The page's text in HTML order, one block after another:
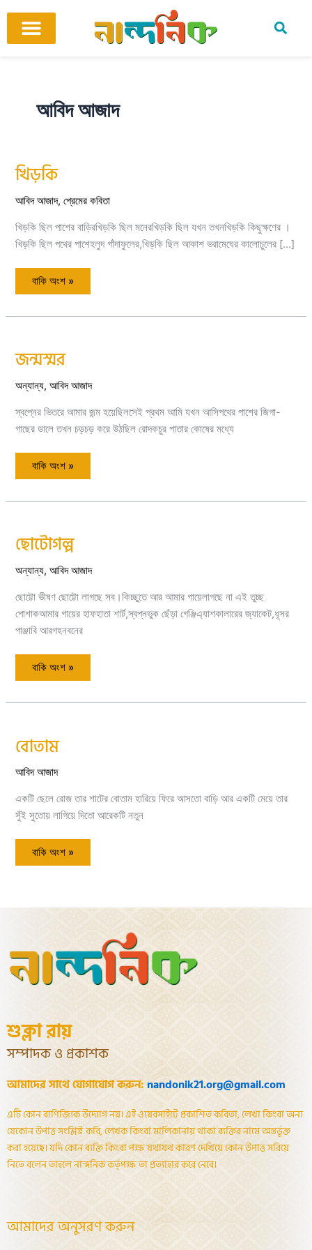
content
আবিদ আজাদ
খিড়কি
আবিদ আজাদ,প্রেমের কবিতা
খিড়কি ছিল পাশের বাড়িরখিড়কি ছিল মনেরখিড়কি ছিল যখন তখনখিড়কি কিছুক্ষণের ।
খিড়কি ছিল পথের পাশেহলুদ গাঁদাফুলের,খিড়কি ছিল আকাশ ভরামেঘের কালোচুলের […]
খিড়কি
বাকি অংশ »
জন্মস্মর
অন্যান্য,আবিদ আজাদ
স্বপ্নের ভিতরে আমার জন্ম হয়েছিলসেই প্রথম আমি যখন আসিপথের পাশের জিগা-
গাছের ডালে তখন চড়চড় করে উঠছিল রোদকচুর পাতার কোষের মধ্যে
জন্মস্মর
বাকি অংশ »
ছোটোগল্প
অন্যান্য,আবিদ আজাদ
ছোট্টো ভীষণ ছোট্টো লাগছে সব।কিচ্ছুতে আর আমার গায়েলাগছে না এই তুচ্ছ
পোশাকআমার গায়ের হাফহাতা শার্ট,স্বপ্নভুক ছেঁড়া গেঞ্জিএ্যাশকালারের জ্যাকেট,ধূসর
পাঞ্জাবি আরগহনবনের
ছোটোগল্প
বাকি অংশ »
বোতাম
আবিদ আজাদ
একটি ছেলে রোজ তার শাটের বোতাম হারিয়ে ফিরে আসতো বাড়ি আর একটি মেয়ে তার
সুঁই সুতোয় লাগিয়ে দিতো আরেকটি নতুন
বোতাম
বাকি অংশ »
শুক্লা রায়
সম্পাদক ও প্রকাশক
আমাদের সাথে যোগাযোগ করুন: nandonik21.org@gmail.com
এটি কোন বাণিজ্যিক উদ্যোগ নয়। এই ওয়েবসাইটে প্রকাশিত কবিতা, লেখা কিংবা অন্য
যেকোন উপাত্ত সংশ্লিষ্ট কবি, লেখক কিংবা মালিকানায় থাকা ব্যক্তির নামে অন্তর্ভূক্ত
করা হয়েছে। যদি কোন ব্যক্তি কিংবা পক্ষ যথাযথ কারণ দেখিয়ে কোন উপাত্ত সরিয়ে
নিতে বলেন তাহলে নান্দনিক কর্তৃপক্ষ তা প্রত্যাহার করে নেবে।
আমাদের অনুসরণ করুন